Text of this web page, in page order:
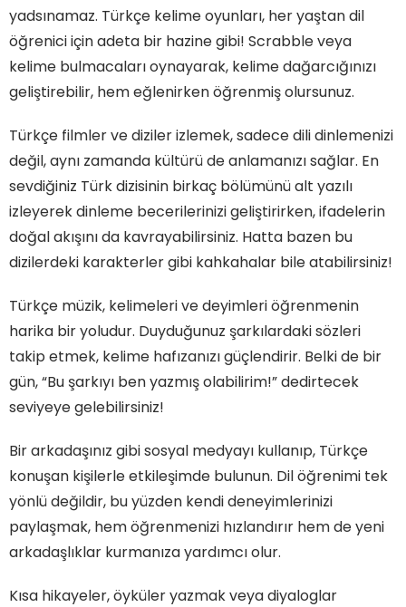
yadsınamaz. Türkçe kelime oyunları, her yaştan dil
öğrenici için adeta bir hazine gibi! Scrabble veya
kelime bulmacaları oynayarak, kelime dağarcığınızı
geliştirebilir, hem eğlenirken öğrenmiş olursunuz.
Türkçe filmler ve diziler izlemek, sadece dili dinlemenizi
değil, aynı zamanda kültürü de anlamanızı sağlar. En
sevdiğiniz Türk dizisinin birkaç bölümünü alt yazılı
izleyerek dinleme becerilerinizi geliştirirken, ifadelerin
doğal akışını da kavrayabilirsiniz. Hatta bazen bu
dizilerdeki karakterler gibi kahkahalar bile atabilirsiniz!
Türkçe müzik, kelimeleri ve deyimleri öğrenmenin
harika bir yoludur. Duyduğunuz şarkılardaki sözleri
takip etmek, kelime hafızanızı güçlendirir. Belki de bir
gün, “Bu şarkıyı ben yazmış olabilirim!” dedirtecek
seviyeye gelebilirsiniz!
Bir arkadaşınız gibi sosyal medyayı kullanıp, Türkçe
konuşan kişilerle etkileşimde bulunun. Dil öğrenimi tek
yönlü değildir, bu yüzden kendi deneyimlerinizi
paylaşmak, hem öğrenmenizi hızlandırır hem de yeni
arkadaşlıklar kurmanıza yardımcı olur.
Kısa hikayeler, öyküler yazmak veya diyaloglar